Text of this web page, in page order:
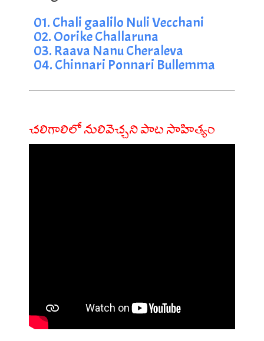
01. Chali gaalilo Nuli Vecchani
02. Oorike Challaruna
03. Raava Nanu Cheraleva
04. Chinnari Ponnari Bullemma
చలిగాలిలో నులివెచ్చని పాట సాహిత్యం